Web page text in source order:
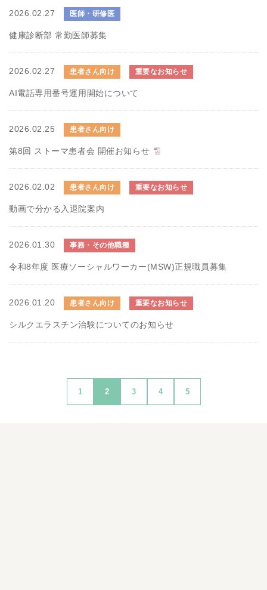
2026.02.27 医師・研修医
健康診断部 常勤医師募集
2026.02.27 患者さん向け 重要なお知らせ
AI電話専用番号運用開始について
2026.02.25 患者さん向け
第8回 ストーマ患者会 開催お知らせ
2026.02.02 患者さん向け 重要なお知らせ
動画で分かる入退院案内
2026.01.30 事務・その他職種
令和8年度 医療ソーシャルワーカー(MSW)正規職員募集
2026.01.20 患者さん向け 重要なお知らせ
シルクエラスチン治験についてのお知らせ
1 2 3 4 5